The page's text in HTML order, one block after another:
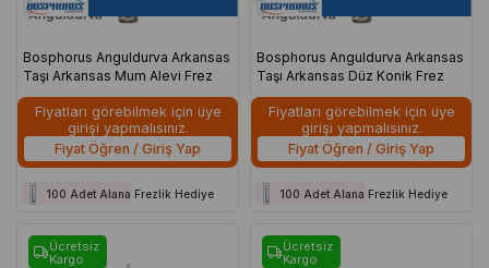
Bosphorus Anguldurva Arkansas
Taşı Arkansas Mum Alevi Frez
100 Adet Alana Frezlik Hediye
Fiyatları görebilmek için üye
girişi yapmalısınız.
Fiyat Öğren / Giriş Yap
Bosphorus Anguldurva Arkansas
Taşı Arkansas Düz Konik Frez
100 Adet Alana Frezlik Hediye
Fiyatları görebilmek için üye
girişi yapmalısınız.
Fiyat Öğren / Giriş Yap
Ücretsiz
Kargo
Ücretsiz
Kargo